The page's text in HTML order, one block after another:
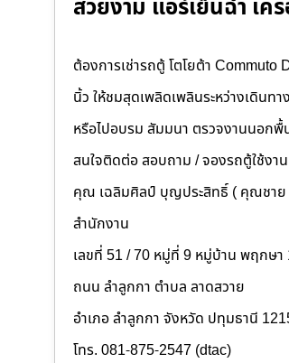
สวยงาม แอร์เย็นฉ่ำ เ
ต้องการเช่ารถตู้ โตโยต้า
นิ้ว ให้ชมสุดเพลิดเพลินระหว่างเดิน
หรือไปอบรม สัมมนา ตรวจงานนอกพื้
สนใจติดต่อ สอบถาม / จองรถตู้ใช้งาน
คุณ เฉลิมศิลป์ บุญประสิทธิ์ ( คุณชาย
สำนักงาน
เลขที่ 51 / 70 หมู่ที่ 9 หมู่บ้าน พฤกษา
ถนน ลำลูกกา ตำบล ลาดสวาย
อำเภอ ลำลูกกา จังหวัด ปทุมธานี
โทร. 081-875-2547 (dtac)